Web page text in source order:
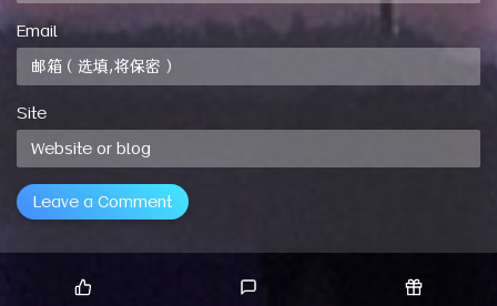
Email
Site
Leave a Comment